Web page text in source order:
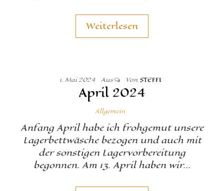
Weiterlesen
1. Mai 2024 Aus Von STEFFI
April 2024
Allgemein
Anfang April habe ich frohgemut unsere
Lagerbettwäsche bezogen und auch mit
der sonstigen Lagervorbereitung
begonnen. Am 13. April haben wir…